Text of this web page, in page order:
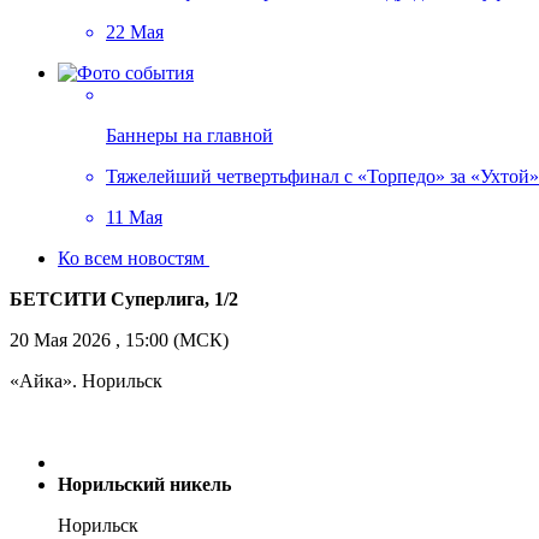
22 Мая
Баннеры на главной
Тяжелейший четвертьфинал с «Торпедо» за
11 Мая
Ко всем новостям
БЕТСИТИ Суперлига, 1/2
20 Мая 2026 , 15:00 (МСК)
«Айка». Норильск
Норильский никель
Норильск